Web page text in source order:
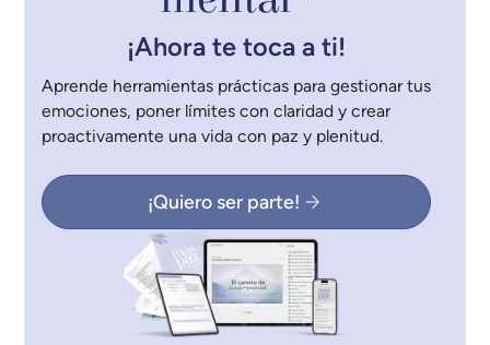
¡Ahora te toca a ti!
Aprende herramientas prácticas para gestionar tus
emociones, poner límites con claridad y crear
proactivamente una vida con paz y plenitud.
¡Quiero ser parte!